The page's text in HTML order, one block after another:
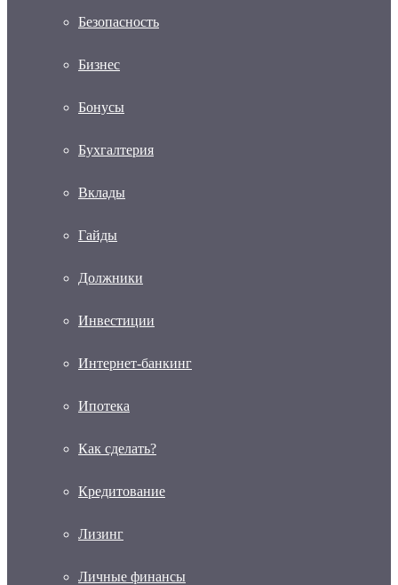
Безопасность
Бизнес
Бонусы
Бухгалтерия
Вклады
Гайды
Должники
Инвестиции
Интернет-банкинг
Ипотека
Как сделать?
Кредитование
Лизинг
Личные финансы